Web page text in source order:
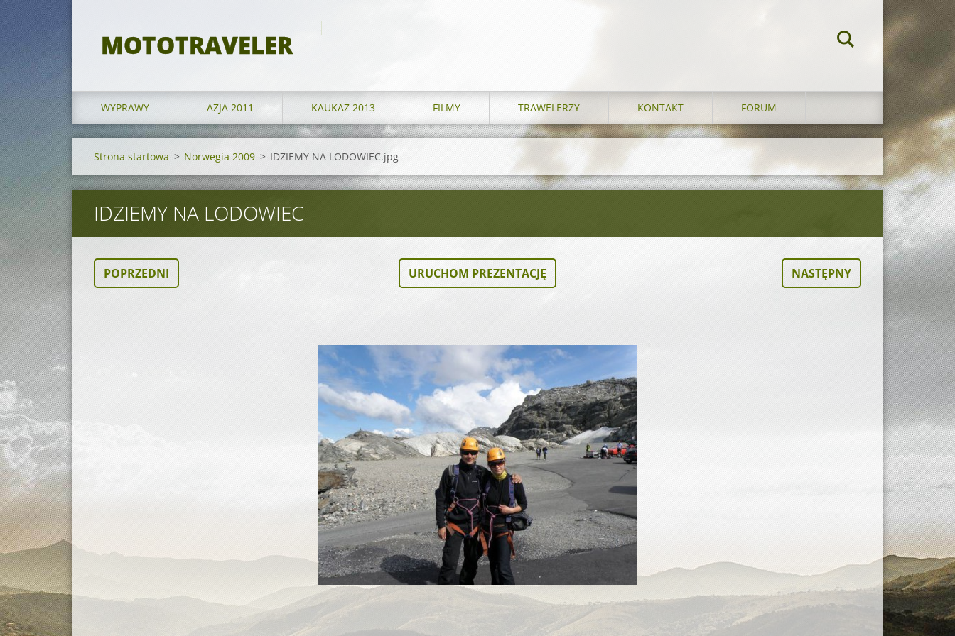
MOTOTRAVELER
WYPRAWY AZJA 2011 KAUKAZ 2013 FILMY TRAWELERZY KONTAKT FORUM
Strona startowa > Norwegia 2009 > IDZIEMY NA LODOWIEC.jpg
IDZIEMY NA LODOWIEC
POPRZEDNI URUCHOM PREZENTACJĘ NASTĘPNY